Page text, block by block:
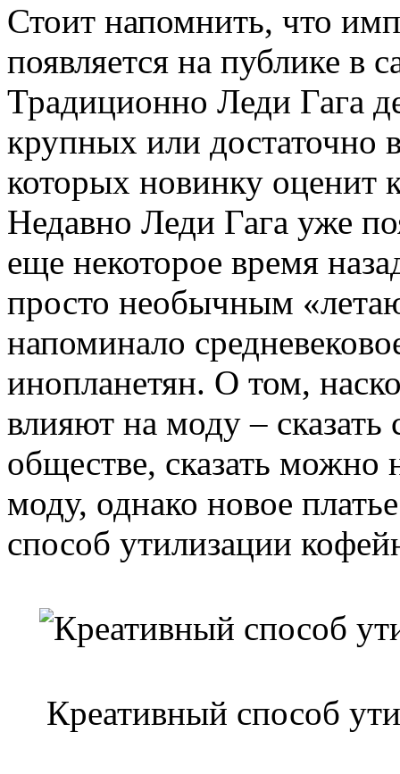
Стоит напомнить, что
появляется на публике в
Традиционно Леди Гага
крупных или достаточно
которых новинку
Недавно Леди Гага уже
еще некоторое время
просто необычным
напоминало
инопланетян. О том,
влияют на моду –
обществе, сказать
моду, однако новое
способ утилизации
Креативный способ